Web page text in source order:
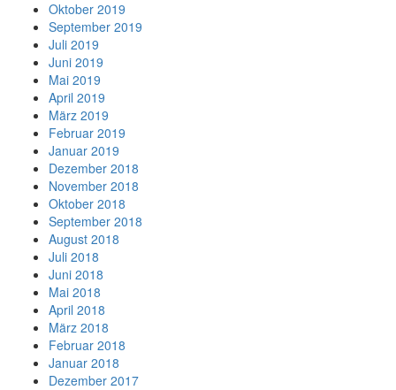
Oktober 2019
September 2019
Juli 2019
Juni 2019
Mai 2019
April 2019
März 2019
Februar 2019
Januar 2019
Dezember 2018
November 2018
Oktober 2018
September 2018
August 2018
Juli 2018
Juni 2018
Mai 2018
April 2018
März 2018
Februar 2018
Januar 2018
Dezember 2017